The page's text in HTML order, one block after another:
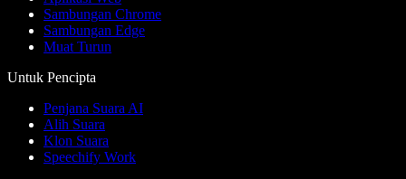
Sambungan Chrome
Sambungan Edge
Muat Turun
Untuk Pencipta
Penjana Suara AI
Alih Suara
Klon Suara
Speechify Work